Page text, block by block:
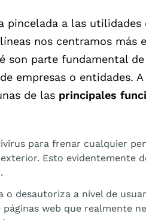
pincelada a las utilidades
nos centramos más
son parte fundamental
empresas o entidades.
de las principales
para frenar cualquier
Esto evidentemente
desautoriza a nivel de
web que realmente